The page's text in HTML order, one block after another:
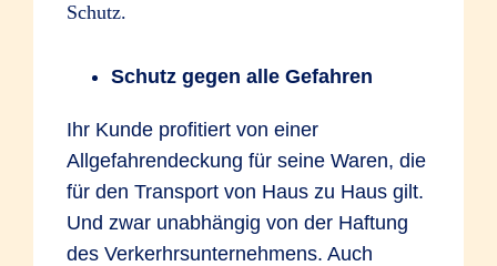
Schutz.
Schutz gegen alle Gefahren
Ihr Kunde profitiert von einer
Allgefahrendeckung für seine Waren, die
für den Transport von Haus zu Haus gilt.
Und zwar unabhängig von der Haftung
des Verkerhrsunternehmens. Auch